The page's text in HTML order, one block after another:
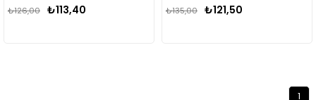
₺113,40
₺126,00
₺121,50
₺135,00
1